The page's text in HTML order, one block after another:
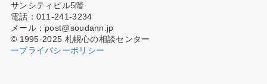
サンシティビル5階
電話：011-241-3234
メール：post@soudann.jp
© 1995-2025 札幌心の相談センター
ープライバシーポリシー